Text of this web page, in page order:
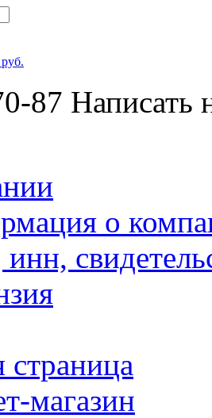
руб.
87 Написать
о
страница
магазин